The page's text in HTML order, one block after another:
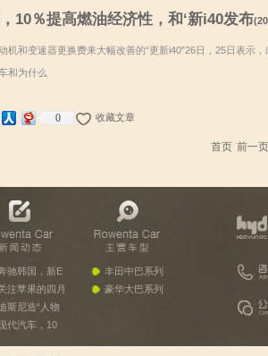
10％提高燃油经济性，和‘新i40发布
机和变速器更换费来大幅改善的“更新i40”26日，25日表示
和为什么
0 收藏文章
首页 前一
驰韩国，新E
注苹果的四月
斯尼造“人物
代汽车，10
丰田中巴系列
豪华大巴系列